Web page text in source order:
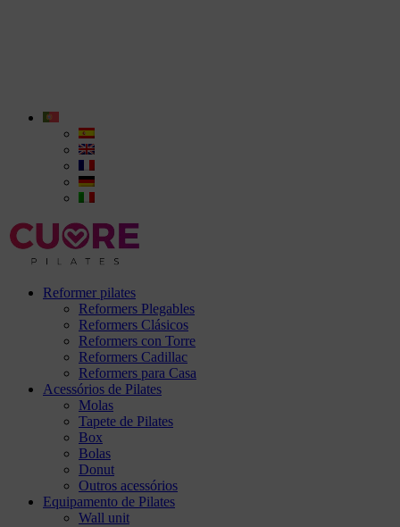
Reformer pilates
Reformers Plegables
Reformers Clásicos
Reformers con Torre
Reformers Cadillac
Reformers para Casa
Acessórios de Pilates
Molas
Tapete de Pilates
Box
Bolas
Donut
Outros acessórios
Equipamento de Pilates
Wall unit